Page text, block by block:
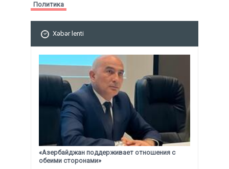
Политика
Xəbər lenti
«Азербайджан поддерживает отношения с
обеими сторонами»